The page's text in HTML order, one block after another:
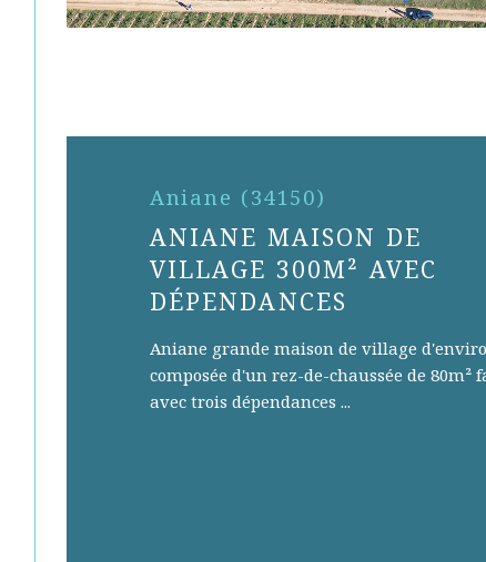
Aniane (34150)
ANIANE MAISON DE
VILLAGE 300M² AVEC
DÉPENDANCES
Aniane grande maison de village
composée d'un rez-de-chaussée de 80m²
avec trois dépendances ...